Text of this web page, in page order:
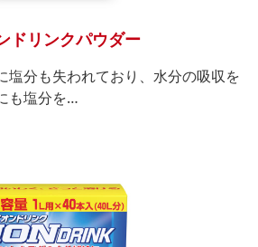
ドリンクパウダー
塩分も失われており、水分の吸収を
も塩分を…